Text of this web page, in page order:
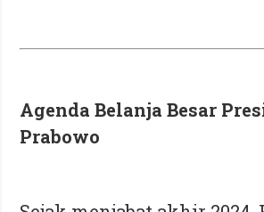
Agenda Belanja Besar
Prabowo